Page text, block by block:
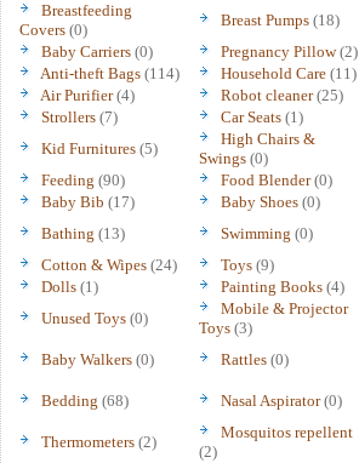
Breastfeeding
Covers (0)
Breast Pumps (18)
Baby Carriers (0) Pregnancy Pillow(2)
Anti-theft Bags (114) Household Care (11)
Air Purifier(4) Robot cleaner(25)
Strollers (7) Car Seats (1)
Kid Furnitures (5)
High Chairs &
Swings (0)
Feeding (90) Food Blender(0)
Baby Bib (17) Baby Shoes (0)
Bathing (13) Swimming (0)
Cotton & Wipes (24) Toys (9)
Dolls (1) Painting Books (4)
Unused Toys (0)
Mobile & Projector
Toys (3)
Baby Walkers (0) Rattles (0)
Bedding (68) Nasal Aspirator(0)
Thermometers (2)
Mosquitos repellent
(2)